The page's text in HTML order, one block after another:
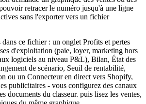
retracer le numéro jusqu'à une ligne
sans l'exporter vers un fichier
ce fichier : un onglet Profits et pertes
d'exploitation (paie, loyer, marketing hors
logiciels au niveau P&L), Bilan, État des
de scénario, Seuil de rentabilité,
ou un Connecteur en direct vers Shopify,
publicitaires - vous configurez des canaux
documents du classeur. puis lisez les ventes,